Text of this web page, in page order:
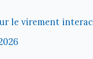
le virement interac